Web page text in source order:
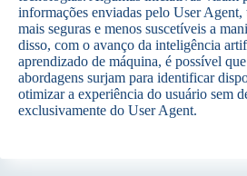
informações enviadas pelo User Agent,
mais seguras e menos suscetíveis a
disso, com o avanço da inteligência
aprendizado de máquina, é possível
abordagens surjam para identificar
otimizar a experiência do usuário sem
exclusivamente do User Agent.